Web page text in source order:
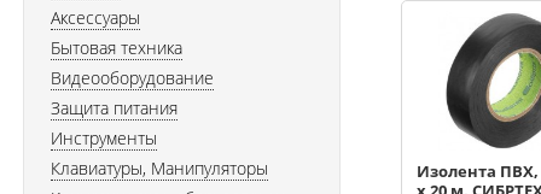
Изолента
Аксессуары
Бытовая техника
Видеооборудование
Защита питания
Инструменты
Клавиатуры, Манипуляторы